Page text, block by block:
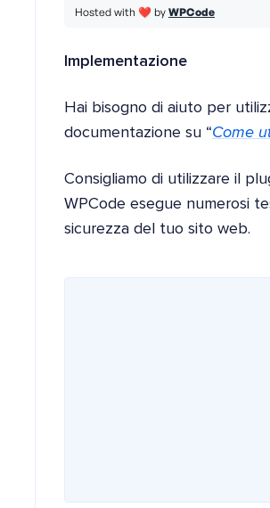
Implementazione
Hai bisogno di aiuto per
documentazione su “Come
Consigliamo di utilizzare il
WPCode esegue numerosi
sicurezza del tuo sito web.